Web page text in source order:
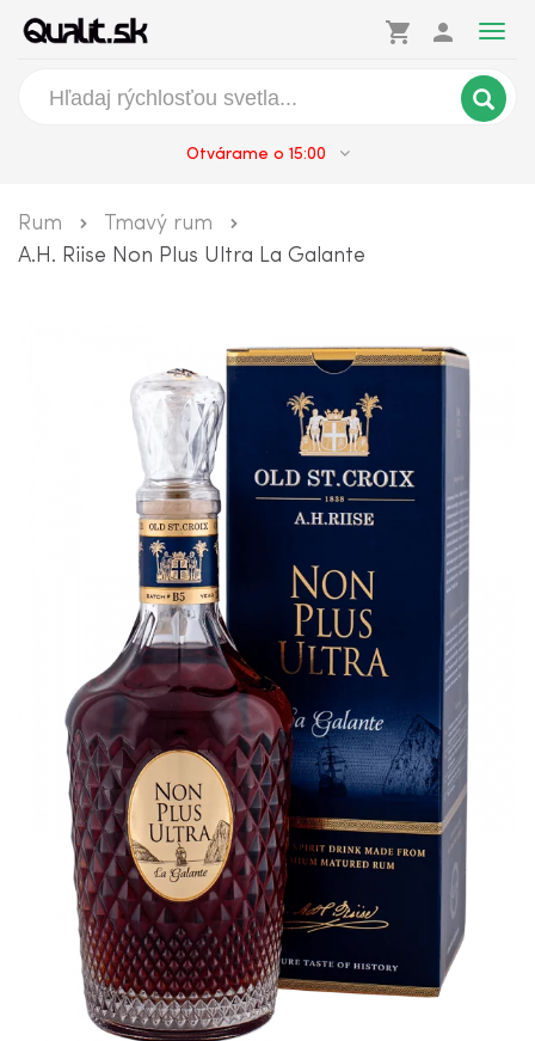
Otvárame o 15:00
shopping_cart person
Rum
Tmavý rum
A.H. Riise Non Plus Ultra La Galante